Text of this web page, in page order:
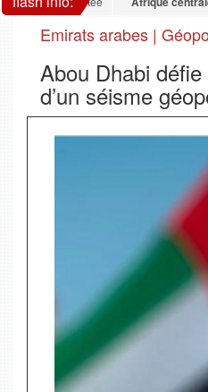
Emirats arabes |
Abou Dhabi
d’un séisme